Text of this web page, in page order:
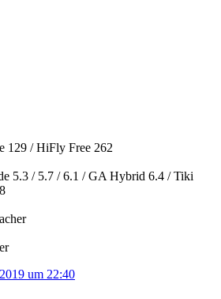
129 / HiFly Free 262
5.3 / 5.7 / 6.1 / GA Hybrid 6.4 / Tiki
um 22:40